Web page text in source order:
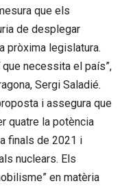
que els
de desplegar
pròxima legislatura.
necessita el país”,
Sergi Saladié.
i assegura que
quatre la potència
finals de 2021 i
nuclears. Els
en matèria